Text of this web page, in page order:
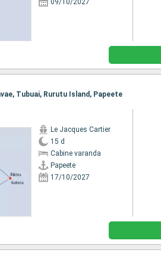
09/10/2027
Tubuai, Rurutu Island, Papeete
Le Jacques Cartier
15 d
Cabine varanda
Papeete
17/10/2027